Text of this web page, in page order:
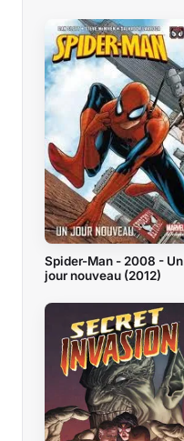
Spider-Man - 2008 - Un
jour nouveau (2012)